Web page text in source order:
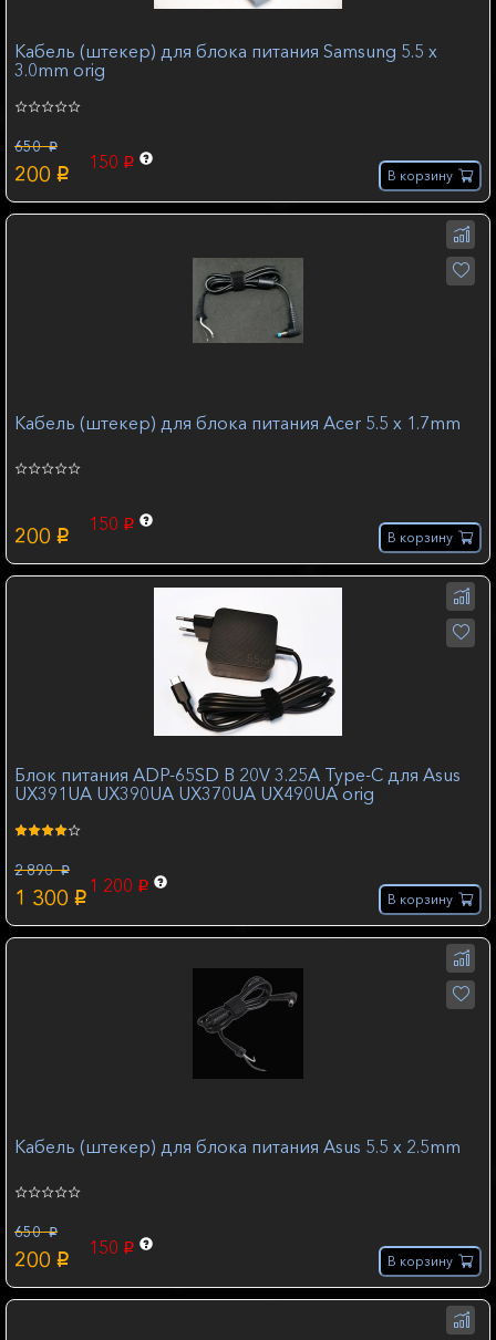
Кабель (штекер) для блока питания Samsung 5.5 х
3.0mm orig
650 p
200 p
150 p
В корзину
Кабель (штекер) для блока питания Acer 5.5 х 1.7mm
200 p
150 p
В корзину
Блок питания ADP-65SD B 20V 3.25A Type-C для Asus
UX391UA UX390UA UX370UA UX490UA orig
2 890 p
1 300 p
1 200 p
В корзину
Кабель (штекер) для блока питания Asus 5.5 х 2.5mm
650 p
200 p
150 p
В корзину